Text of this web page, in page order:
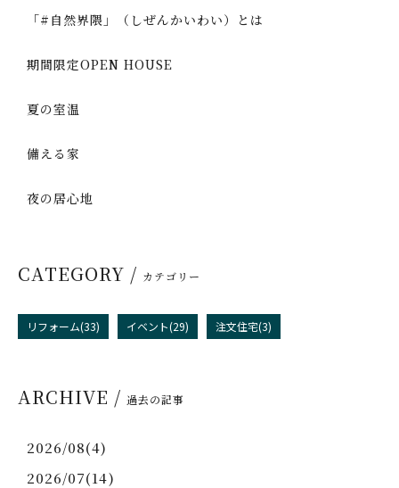
「#自然界隈」（しぜんかいわい）とは
期間限定OPEN HOUSE
夏の室温
備える家
夜の居心地
CATEGORY / カテゴリー
リフォーム(33) イベント(29) 注文住宅(3)
ARCHIVE / 過去の記事
2026/08(4)
2026/07(14)